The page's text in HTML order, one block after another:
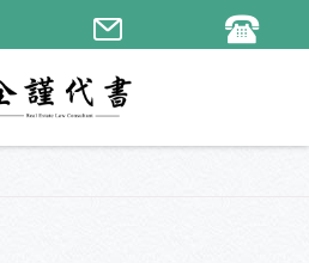
繁體中文
English